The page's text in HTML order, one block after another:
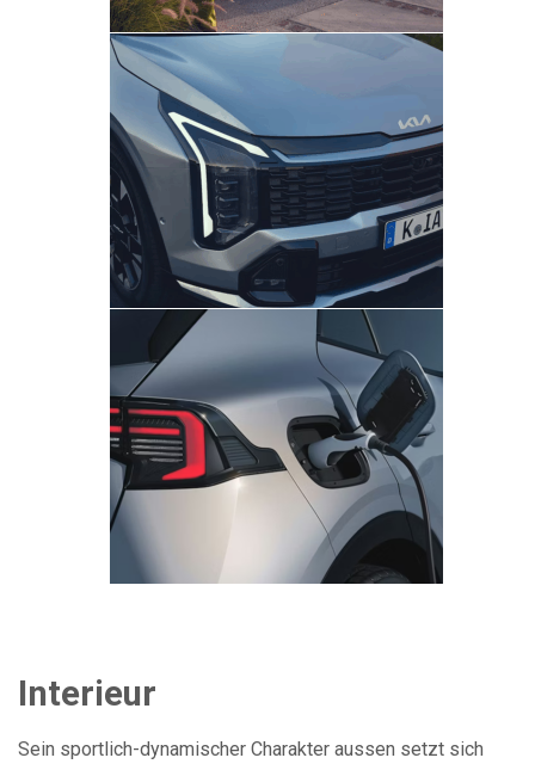
Interieur
Sein sportlich-dynamischer Charakter aussen setzt sich